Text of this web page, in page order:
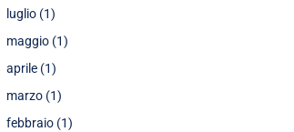
luglio (1)
maggio (1)
aprile (1)
marzo (1)
febbraio (1)